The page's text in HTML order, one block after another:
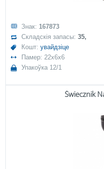
Знак: 167873
Складскія запасы:35,
Кошт:увайдзіце
Памер: 22x6x6
Упакоўка 12/1
Świecznik